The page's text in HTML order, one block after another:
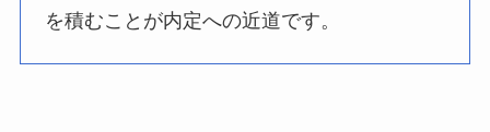
を積むことが内定への近道です。